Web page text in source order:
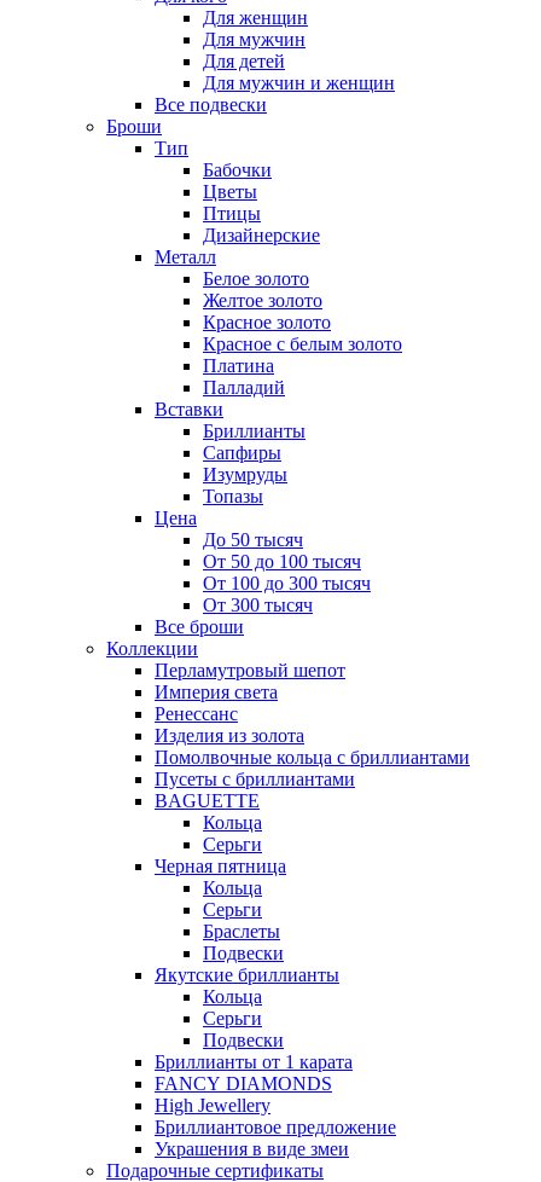
Для женщин
Для мужчин
Для детей
Для мужчин и женщин
Все подвески
Броши
Тип
Бабочки
Цветы
Птицы
Дизайнерские
Металл
Белое золото
Желтое золото
Красное золото
Красное с белым золото
Платина
Палладий
Вставки
Бриллианты
Сапфиры
Изумруды
Топазы
Цена
До 50 тысяч
От 50 до 100 тысяч
От 100 до 300 тысяч
От 300 тысяч
Все броши
Коллекции
Перламутровый шепот
Империя света
Ренессанс
Изделия из золота
Помолвочные кольца с бриллиантами
Пусеты с бриллиантами
BAGUETTE
Кольца
Серьги
Черная пятница
Кольца
Серьги
Браслеты
Подвески
Якутские бриллианты
Кольца
Серьги
Подвески
Бриллианты от 1 карата
FANCY DIAMONDS
High Jewellery
Бриллиантовое предложение
Украшения в виде змеи
Подарочные сертификаты